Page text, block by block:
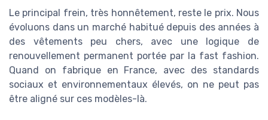
Le principal frein, très honnêtement, reste le prix. Nous
évoluons dans un marché habitué depuis des années à
des vêtements peu chers, avec une logique de
renouvellement permanent portée par la fast fashion.
Quand on fabrique en France, avec des standards
sociaux et environnementaux élevés, on ne peut pas
être aligné sur ces modèles-là.